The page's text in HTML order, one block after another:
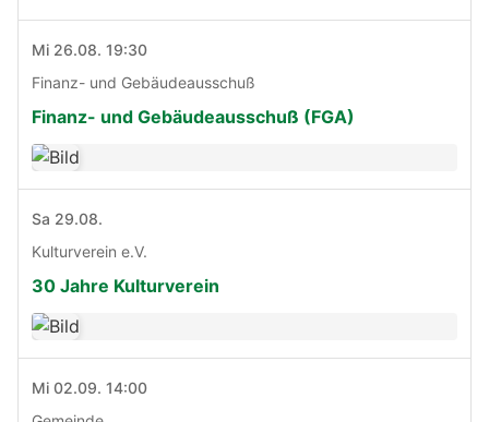
Mi 26.08. 19:30
Finanz- und Gebäudeausschuß
Finanz- und Gebäudeausschuß (FGA)
Sa 29.08.
Kulturverein e.V.
30 Jahre Kulturverein
Mi 02.09. 14:00